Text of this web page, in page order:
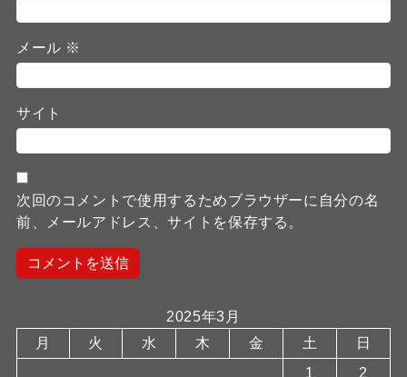
メール ※
サイト
次回のコメントで使用するためブラウザーに自分の名
前、メールアドレス、サイトを保存する。
2025年3月
月
火 水 木 金 土
日
1
2